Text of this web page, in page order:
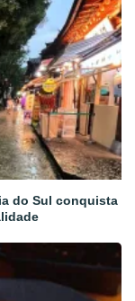
do Sul conquista